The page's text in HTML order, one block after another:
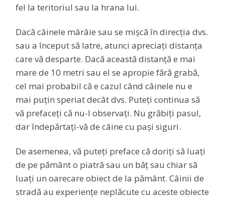
fel la teritoriul sau la hrana lui.
Dacă câinele mârâie sau se mișcă în direcția dvs.
sau a început să latre, atunci apreciați distanța
care vă desparte. Dacă această distanță e mai
mare de 10 metri sau el se apropie fără grabă,
cel mai probabil că e cazul când câinele nu e
mai puțin speriat decât dvs. Puteți continua să
vă prefaceți că nu-l observați. Nu grăbiți pasul,
dar îndepărtați-vă de câine cu pași siguri.
De asemenea, vă puteți preface că doriți să luați
de pe pământ o piatră sau un băț sau chiar să
luați un oarecare obiect de la pământ. Câinii de
stradă au experiențe neplăcute cu aceste obiecte